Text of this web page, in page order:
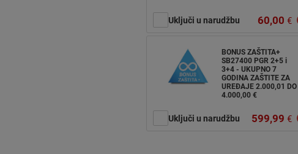
Uključi u narudžbu 60,00 €
BONUS ZAŠTITA+
SB27400 PGR 2+5 i
3+4 - UKUPNO 7
GODINA ZAŠTITE ZA
UREĐAJE 2.000,01 DO
4.000,00 €
Uključi u narudžbu 599,99 €